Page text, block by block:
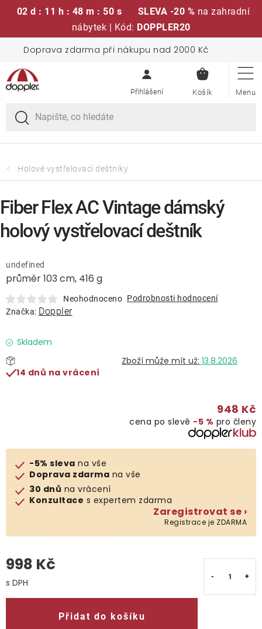
02 d : 11 h : 48 m : 49 s SLEVA -20 % na zahradní
nábytek | Kód: DOPPLER20
obsah
Doprava zdarma při nákupu nad 2000 Kč
KOŠÍK
Sedací soupravy
Slunečníky
Křesla a židle
Lavice a houpačky
Lehátka
Doplňky
Deštníky
Gastro produkty
Klub výhod
Holové vystřelovací deštníky
průměr 103 cm, 416 g
undefined
Neohodnoceno Podrobnosti hodnocení
Značka: Doppler
Skladem
13.8.2026
14 dnů na vrácení
948 Kč
cena po slevě −5 % pro členy
-5% sleva na vše
Doprava zdarma na vše
30 dnů na vrácení
Konzultace s expertem zdarma
Zaregistrovat se ›
Registrace je ZDARMA
998 Kč
Přidat do košíku
Fiber Flex AC Vintage dámský
holový vystřelovací deštník